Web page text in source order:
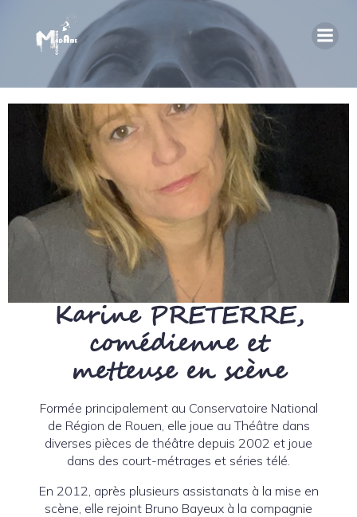
Karine PRETERRE,
comédienne et
metteuse en scène
Formée principalement au Conservatoire National
de Région de Rouen, elle joue au Théâtre dans
diverses pièces de théâtre depuis 2002 et joue
dans des court-métrages et séries télé.
En 2012, après plusieurs assistanats à la mise en
scène, elle rejoint Bruno Bayeux à la compagnie